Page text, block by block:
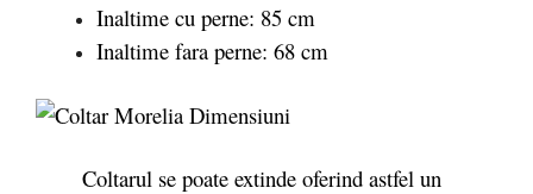
Inaltime cu perne: 85 cm
Inaltime fara perne: 68 cm
Coltarul se poate extinde oferind astfel un